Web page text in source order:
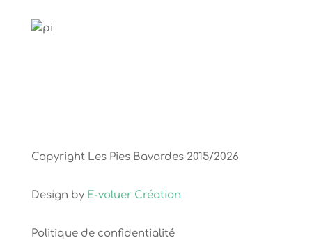
Copyright Les Pies Bavardes 2015/2026
Design by E-voluer Création
Politique de confidentialité